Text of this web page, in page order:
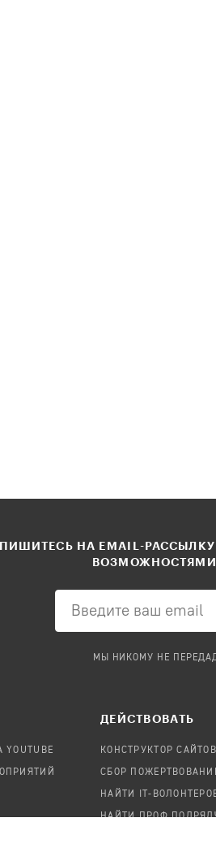
НА EMAIL-
ВОЗМОЖНОСТЯМИ
МЫ НИКОМУ НЕ
ДЕЙСТВОВАТЬ
КОНСТРУКТОР САЙТОВ
СБОР
НАЙТИ IT-
НАЙТИ